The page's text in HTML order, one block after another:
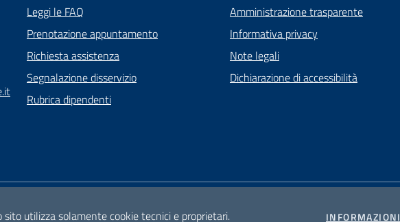
Leggi le FAQ
Prenotazione appuntamento
Richiesta assistenza
Segnalazione disservizio
Rubrica dipendenti
Amministrazione trasparente
Informativa privacy
Note legali
Dichiarazione di accessibilità
sito utilizza solamente cookie tecnici e proprietari. INFORMAZIONI